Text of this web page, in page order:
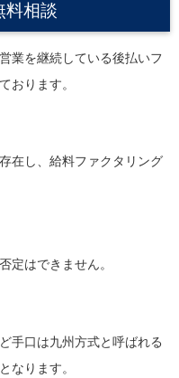
料相談
業を継続している後払いフ
おります。
在し、給料ファクタリング
定はできません。
手口は九州方式と呼ばれる
なります。